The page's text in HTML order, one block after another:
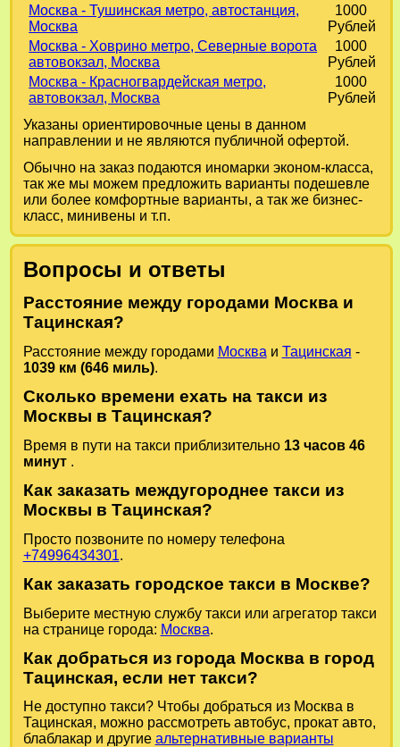
Москва - Тушинская метро, автостанция,
Москва
1000
Рублей
Москва - Ховрино метро, Северные ворота
автовокзал, Москва
1000
Рублей
Москва - Красногвардейская метро,
автовокзал, Москва
1000
Рублей
Указаны ориентировочные цены в данном
направлении и не являются публичной офертой.
Обычно на заказ подаются иномарки эконом-класса,
так же мы можем предложить варианты подешевле
или более комфортные варианты, а так же бизнес-
класс, минивены и т.п.
Вопросы и ответы
Расстояние между городами Москва и
Тацинская?
Расстояние между городами Москва и Тацинская -
1039 км (646 миль).
Сколько времени ехать на такси из
Москвы в Тацинская?
Время в пути на такси приблизительно 13 часов 46
минут .
Как заказать междугороднее такси из
Москвы в Тацинская?
Просто позвоните по номеру телефона
+74996434301.
Как заказать городское такси в Москве?
Выберите местную службу такси или агрегатор такси
на странице города: Москва.
Как добраться из города Москва в город
Тацинская, если нет такси?
Не доступно такси? Чтобы добраться из Москва в
Тацинская, можно рассмотреть автобус, прокат авто,
блаблакар и другие альтернативные варианты